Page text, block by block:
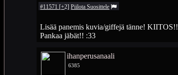
#11571 [+2]PiilotaSuosittele
Lisää panemis kuvia/giffejä tänne! KIITOS!!
Pankaa jäbät!! :33
ihanperusanaali
6385